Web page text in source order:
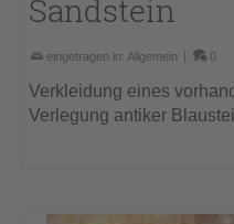
Sandstein
eingetragen in: Allgemein | 0
Verkleidung eines
Verlegung antiker